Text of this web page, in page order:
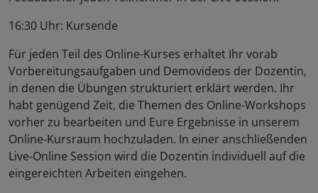
16:30 Uhr: Kursende
Für jeden Teil des Online-Kurses erhaltet Ihr vorab
Vorbereitungsaufgaben und Demovideos der Dozentin,
in denen die Übungen strukturiert erklärt werden. Ihr
habt genügend Zeit, die Themen des Online-Workshops
vorher zu bearbeiten und Eure Ergebnisse in unserem
Online-Kursraum hochzuladen. In einer anschließenden
Live-Online Session wird die Dozentin individuell auf die
eingereichten Arbeiten eingehen.